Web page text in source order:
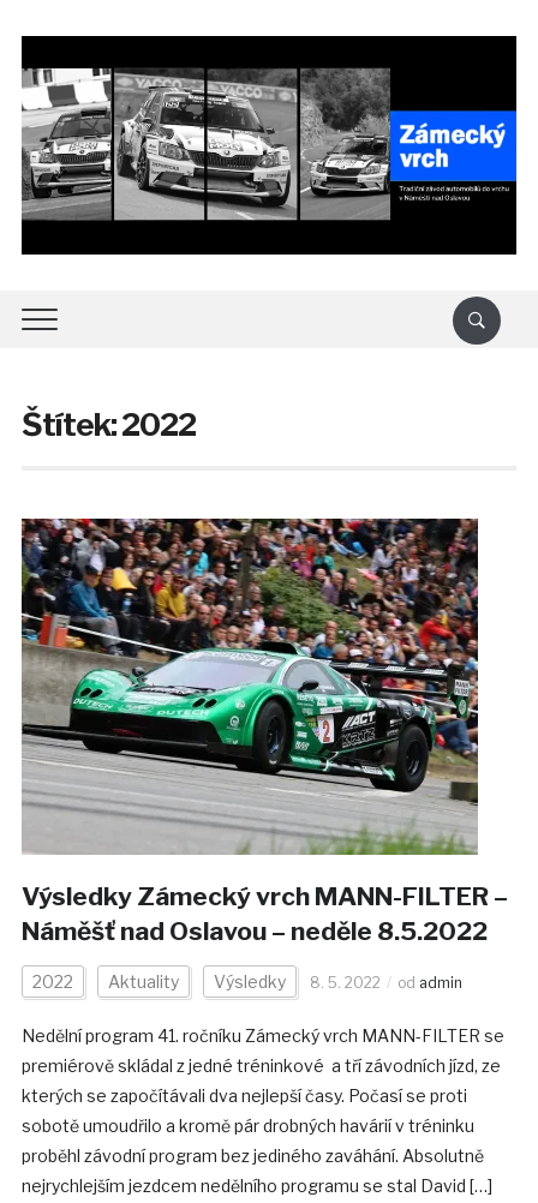
Štítek:2022
Výsledky Zámecký vrch MANN-FILTER –
Náměšť nad Oslavou – neděle 8.5.2022
2022 Aktuality Výsledky 8. 5. 2022 od admin
Nedělní program 41. ročníku Zámecký vrch MANN-FILTER se
premiérově skládal z jedné tréninkové a tří závodních jízd, ze
kterých se započítávali dva nejlepší časy. Počasí se proti
sobotě umoudřilo a kromě pár drobných havárií v tréninku
proběhl závodní program bez jediného zaváhání. Absolutně
nejrychlejším jezdcem nedělního programu se stal David […]